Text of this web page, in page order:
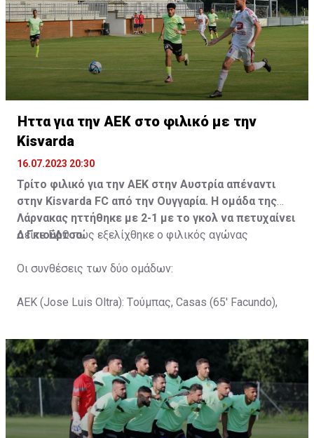
Ήττα για την ΑΕΚ στο φιλικό με την
Kisvarda
16.07.2023 20:30
Τρίτο φιλικό για την ΑΕΚ στην Αυστρία απέναντι
στην Kisvarda FC από την Ουγγαρία. Η ομάδα της
Λάρνακας ηττήθηκε με 2-1 με το γκολ να πετυχαίνει
ο Γκιούρτσο.
ΔείτεΕΔΩπώς εξελίχθηκε ο φιλικός αγώνας
Οι συνθέσεις των δύο ομάδων:
ΑΕΚ (Jose Luis Oltra): Tούμπας, Casas (65' Facundo),
Gyurcso), Κaptoum (46' Καψής (65' Mάμας), Roberge (65'
Tomovic), Aνδρέου (65' Angel) , Κωνσταντή (65' Sol),
Τζιωρτζής (65' Faraj), Κατελάρης (65' Milicevic).
Στον πάγκο: Piric, Στυλιανίδης, Tomovic, Καψής, Sol,
Faraj, Lopes, Angel, Milicevic, Pons, Εγγλέζου, Facundo,